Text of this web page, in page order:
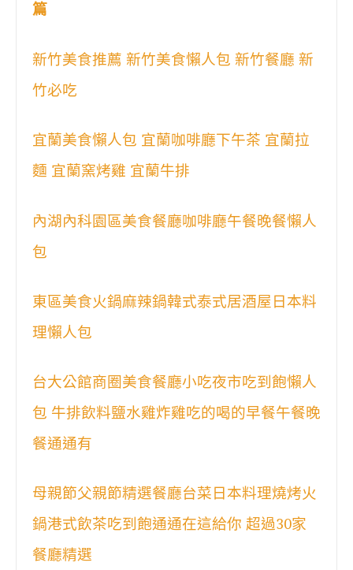
篇
新竹美食推薦 新竹美食懶人包 新竹餐廳 新
竹必吃
宜蘭美食懶人包 宜蘭咖啡廳下午茶 宜蘭拉
麵 宜蘭窯烤雞 宜蘭牛排
內湖內科園區美食餐廳咖啡廳午餐晚餐懶人
包
東區美食火鍋麻辣鍋韓式泰式居酒屋日本料
理懶人包
台大公館商圈美食餐廳小吃夜市吃到飽懶人
包 牛排飲料鹽水雞炸雞吃的喝的早餐午餐晚
餐通通有
母親節父親節精選餐廳台菜日本料理燒烤火
鍋港式飲茶吃到飽通通在這給你 超過30家
餐廳精選